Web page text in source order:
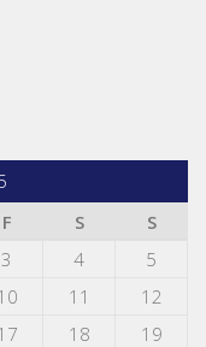
F S
S
3 4
5
11
12
18
19